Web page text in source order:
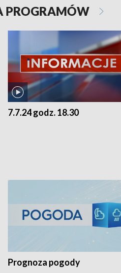
PROGRAMÓW
7.7.24 godz. 18.30
Prognoza pogody